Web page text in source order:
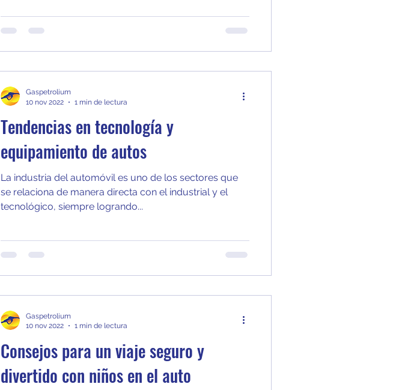
Tendencias en tecnología y
equipamiento de autos
La industria del automóvil es uno de los sectores que
se relaciona de manera directa con el industrial y el
tecnológico, siempre logrando...
Gaspetrolium
10 nov 2022
1 min de lectura
Consejos para un viaje seguro y
divertido con niños en el auto
Gaspetrolium
10 nov 2022
1 min de lectura